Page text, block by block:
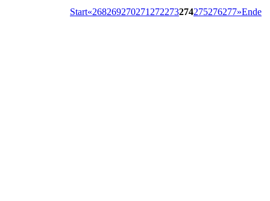
Start«268269270271 272273274275276277»Ende